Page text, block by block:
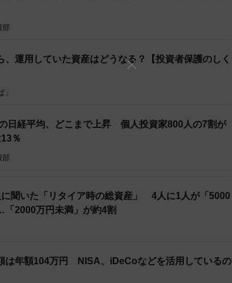
保険などの金融資産を現在いくら保有しているか（提供画像）
投資信託・貯蓄型保険などの金融資産を現在いくら
融資産の総額が「1億円以上」、いわゆる”億り人”の
が2.5％だったのに対して、株式投資に取り組んで
ました。
取り組んでいない人が17.3％なのに対して、株式投
数近くにまで増加しています。
の72.9％が金融資産「500万円未満」だった一方、株
、株式投資に取り組んでいる⼈と、株式投資に取り
部
、運用していた資産はどうなる？【投資者保護のしく
の日経平均、どこまで上昇 個人投資家800人の7割が
％
部
に聞いた「リタイア時の総資産」 4人に1人が「5000
2000万円未満」が約4割
は年額104万円 NISA、iDeCoなどを活用しているの